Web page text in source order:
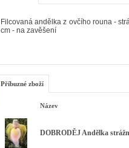
Filcovaná andělka z ovčího rouna -
cm - na zavěšení
Příbuzné zboží
Název
DOBRODĚJ Andělka